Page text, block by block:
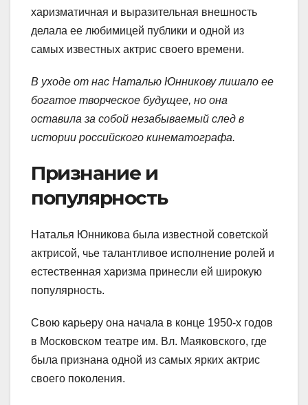
харизматичная и выразительная внешность
делала ее любимицей публики и одной из
самых известных актрис своего времени.
В уходе от нас Наталью Юнникову лишало ее
богатое творческое будущее, но она
оставила за собой незабываемый след в
истории российского кинематографа.
Признание и
популярность
Наталья Юнникова была известной советской
актрисой, чье талантливое исполнение ролей и
естественная харизма принесли ей широкую
популярность.
Свою карьеру она начала в конце 1950-х годов
в Московском театре им. Вл. Маяковского, где
была признана одной из самых ярких актрис
своего поколения.